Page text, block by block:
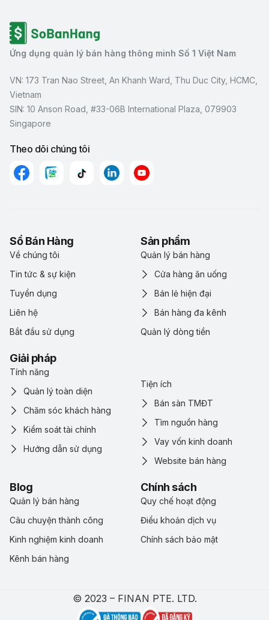
Ứng dụng quản lý bán hàng thông minh Số 1 Việt Nam
VN: 173 Tran Nao Street, An Khanh Ward, Thu Duc City, HCMC,
Vietnam
SIN: 10 Anson Road, #33-06B International Plaza, 079903
Singapore
Theo dõi chúng tôi
Sổ Bán Hàng
Về chúng tôi
Tin tức & sự kiện
Tuyển dụng
Liên hệ
Bắt đầu sử dụng
Sản phẩm
Quản lý bán hàng
Cửa hàng ăn uống
Bán lẻ hiện đại
Bán hàng đa kênh
Quản lý dòng tiền
Giải pháp
Tính năng
Quản lý toàn diện
Chăm sóc khách hàng
Kiểm soát tài chính
Hướng dẫn sử dụng
Tiện ích
Bán sàn TMĐT
Tìm nguồn hàng
Vay vốn kinh doanh
Website bán hàng
Blog
Quản lý bán hàng
Câu chuyện thành công
Kinh nghiệm kinh doanh
Kênh bán hàng
Chính sách
Quy chế hoạt động
Điểu khoản dịch vụ
Chính sách bảo mật
© 2023 – FINAN PTE. LTD.